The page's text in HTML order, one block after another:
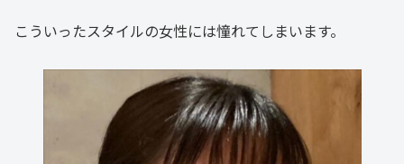
こういったスタイルの女性には憧れてしまいます。